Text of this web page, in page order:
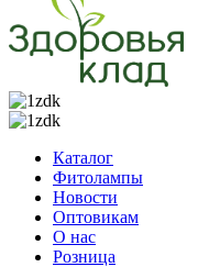
Каталог
Фитолампы
Новости
Оптовикам
О нас
Розница